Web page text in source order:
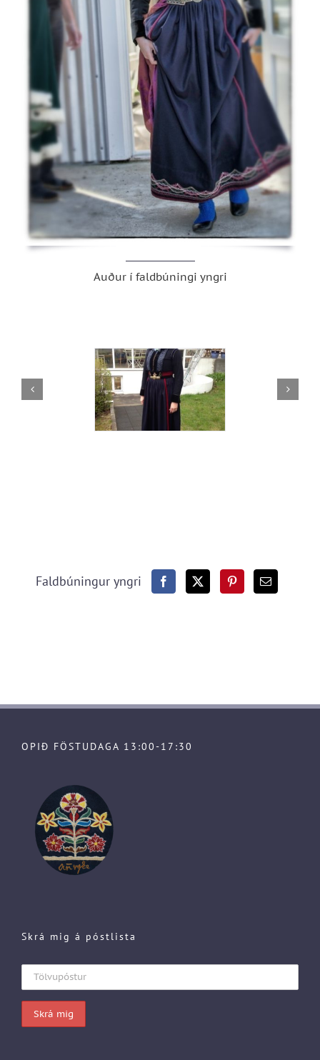
Auður í faldbúningi yngri
Faldbúningur yngri
OPIÐ FÖSTUDAGA 13:00-17:30
Skrá mig á póstlista